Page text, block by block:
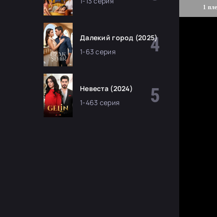
Далекий город (2025)
1-63 серия
Невеста (2024)
1-463 серия
1